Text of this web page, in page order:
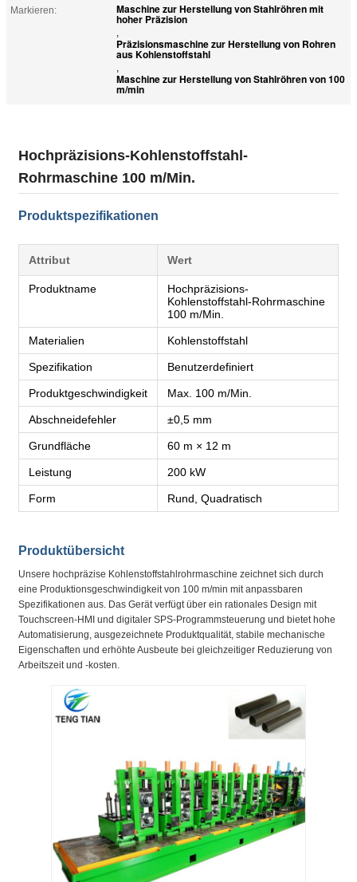
Markieren:
Maschine zur Herstellung von Stahlröhren mit
hoher Präzision
,
Präzisionsmaschine zur Herstellung von Rohren
aus Kohlenstoffstahl
,
Maschine zur Herstellung von Stahlröhren von 100
m/min
Hochpräzisions-Kohlenstoffstahl-
Rohrmaschine 100 m/Min.
Produktspezifikationen
Attribut Wert
Produktname
Hochpräzisions-
Kohlenstoffstahl-Rohrmaschine
100 m/Min.
Materialien Kohlenstoffstahl
Spezifikation Benutzerdefiniert
Produktgeschwindigkeit Max. 100 m/Min.
Abschneidefehler ±0,5 mm
Grundfläche 60 m × 12 m
Leistung 200 kW
Form Rund, Quadratisch
Produktübersicht
Unsere hochpräzise Kohlenstoffstahlrohrmaschine zeichnet sich durch
eine Produktionsgeschwindigkeit von 100 m/min mit anpassbaren
Spezifikationen aus. Das Gerät verfügt über ein rationales Design mit
Touchscreen-HMI und digitaler SPS-Programmsteuerung und bietet hohe
Automatisierung, ausgezeichnete Produktqualität, stabile mechanische
Eigenschaften und erhöhte Ausbeute bei gleichzeitiger Reduzierung von
Arbeitszeit und -kosten.